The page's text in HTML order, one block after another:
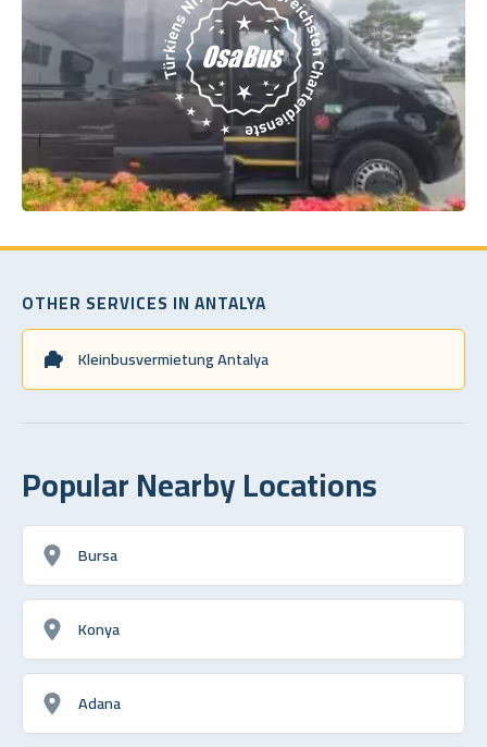
OTHER SERVICES IN ANTALYA
Kleinbusvermietung Antalya
Popular Nearby Locations
Bursa
Konya
Adana